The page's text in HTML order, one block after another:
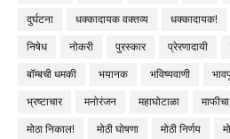
दुर्घटना
धक्कादायक वक्तव्य धक्कादायक!
निषेध
नोकरी पुरस्कार प्रेरणादायी
बॉम्बची धमकी
भयानक भविष्यवाणी
भ्रष्टाचार
मनोरंजन महाघोटाळा माफीचा
मोठा निकाल!
मोठी घोषणा मोठी निर्णय